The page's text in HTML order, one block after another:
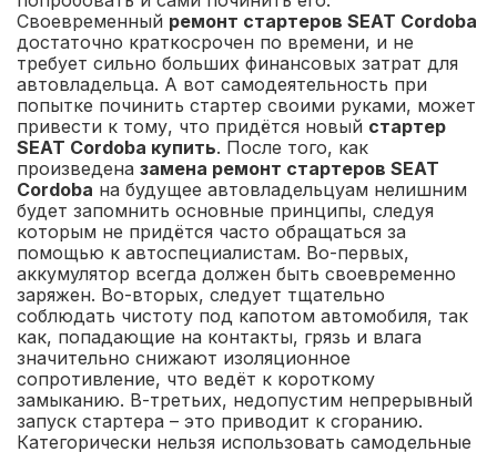
Своевременный ремонт стартеров SEAT Cordoba
достаточно краткосрочен по времени, и не
требует сильно больших финансовых затрат для
автовладельца. А вот самодеятельность при
попытке починить стартер своими руками, может
привести к тому, что придётся новый стартер
SEAT Cordoba купить. После того, как
произведена замена ремонт стартеров SEAT
Cordoba на будущее автовладельцуам нелишним
будет запомнить основные принципы, следуя
которым не придётся часто обращаться за
помощью к автоспециалистам. Во-первых,
аккумулятор всегда должен быть своевременно
заряжен. Во-вторых, следует тщательно
соблюдать чистоту под капотом автомобиля, так
как, попадающие на контакты, грязь и влага
значительно снижают изоляционное
сопротивление, что ведёт к короткому
замыканию. В-третьих, недопустим непрерывный
запуск стартера – это приводит к сгоранию.
Категорически нельзя использовать самодельные